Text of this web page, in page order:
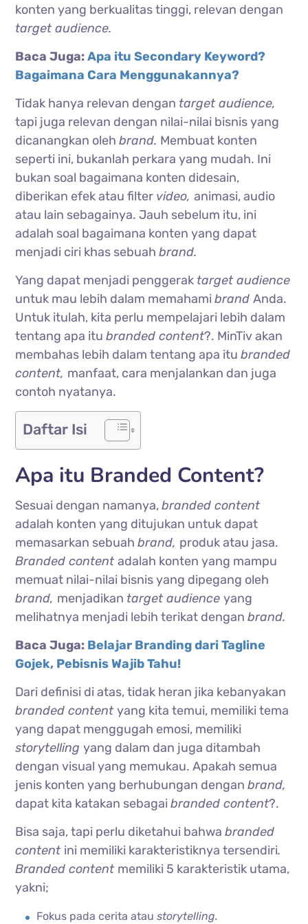
konten yang berkualitas tinggi, relevan dengan
target audience.
Baca Juga:Apa itu Secondary Keyword?
Bagaimana Cara Menggunakannya?
Tidak hanya relevan dengan target audience,
tapi juga relevan dengan nilai-nilai bisnis yang
dicanangkan olehbrand. Membuat konten
seperti ini, bukanlah perkara yang mudah. Ini
bukan soal bagaimana konten didesain,
diberikan efek atau filter video,animasi, audio
atau lain sebagainya. Jauh sebelum itu, ini
adalah soal bagaimana konten yang dapat
menjadi ciri khas sebuahbrand.
Yang dapat menjadi penggerak target audience
untuk mau lebih dalam memahamibrandAnda.
Untuk itulah, kita perlu mempelajari lebih dalam
tentang apa itubranded content?. MinTiv akan
membahas lebih dalam tentang apa itubranded
content, manfaat, cara menjalankan dan juga
contoh nyatanya.
Daftar Isi
Apa itu Branded Content?
Sesuai dengan namanya,branded content
adalah konten yang ditujukan untuk dapat
memasarkan sebuahbrand, produk atau jasa.
Branded contentadalah konten yang mampu
memuat nilai-nilai bisnis yang dipegang oleh
brand, menjadikan target audienceyang
melihatnya menjadi lebih terikat denganbrand.
Baca Juga: Belajar Branding dari Tagline
Gojek, Pebisnis Wajib Tahu!
Dari definisi di atas, tidak heran jika kebanyakan
branded contentyang kita temui, memiliki tema
yang dapat menggugah emosi, memiliki
storytellingyang dalam dan juga ditambah
dengan visual yang memukau.Apakah semua
jenis konten yang berhubungan denganbrand,
dapat kita katakan sebagaibranded content?.
Bisa saja, tapi perlu diketahui bahwabranded
content ini memiliki karakteristiknya tersendiri.
Branded content memiliki 5 karakteristik utama,
yakni;
Fokus pada cerita ataustorytelling.